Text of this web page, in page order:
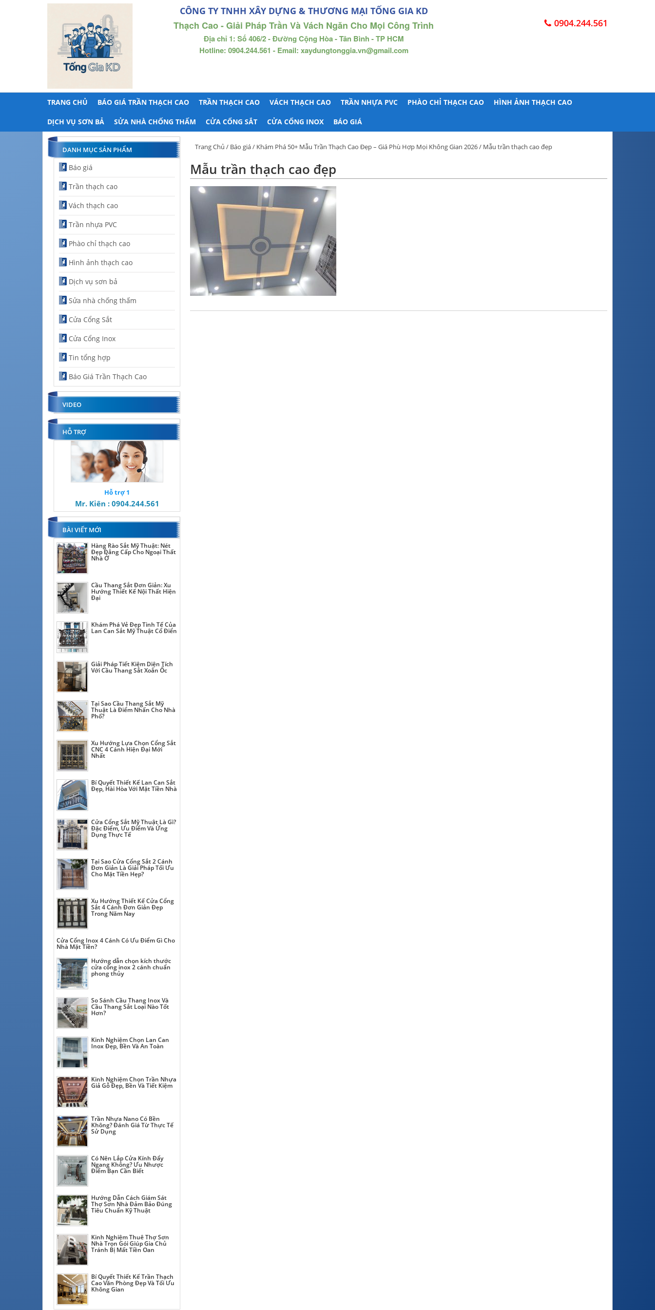
CÔNG TY TNHH XÂY DỰNG & THƯƠNG MẠI TỐNG GIA KD
Thạch Cao - Giải Pháp Trần Và Vách Ngăn Cho Mọi Công Trình
Địa chỉ 1: Số 406/2 - Đường Cộng Hòa - Tân Bình - TP HCM
Hotline: 0904.244.561 - Email: xaydungtonggia.vn@gmail.com
0904.244.561
TRANG CHỦ BÁO GIÁ TRẦN THẠCH CAO TRẦN THẠCH CAO VÁCH THẠCH CAO TRẦN NHỰA PVC PHÀO CHỈ THẠCH CAO HÌNH ẢNH THẠCH CAO
DỊCH VỤ SƠN BẢ SỬA NHÀ CHỐNG THẤM CỬA CỔNG SẮT CỬA CỔNG INOX BÁO GIÁ
Trang Chủ / Báo giá/ Khám Phá 50+ Mẫu Trần Thạch Cao Đẹp – Giá Phù Hợp Mọi Không Gian 2026/ Mẫu trần thạch cao đẹp
Mẫu trần thạch cao đẹp
DANH MỤC SẢN PHẨM
Báo giá
Trần thạch cao
Vách thạch cao
Trần nhựa PVC
Phào chỉ thạch cao
Hình ảnh thạch cao
Dịch vụ sơn bả
Sửa nhà chống thấm
Cửa Cổng Sắt
Cửa Cổng Inox
Tin tổng hợp
Báo Giá Trần Thạch Cao
VIDEO
HỖ TRỢ
Hỗ trợ 1
Mr. Kiên : 0904.244.561
BÀI VIẾT MỚI
Hàng Rào Sắt Mỹ Thuật: Nét
Đẹp Đẳng Cấp Cho Ngoại Thất
Nhà Ở
Cầu Thang Sắt Đơn Giản: Xu
Hướng Thiết Kế Nội Thất Hiện
Đại
Khám Phá Vẻ Đẹp Tinh Tế Của
Lan Can Sắt Mỹ Thuật Cổ Điển
Giải Pháp Tiết Kiệm Diện Tích
Với Cầu Thang Sắt Xoắn Ốc
Tại Sao Cầu Thang Sắt Mỹ
Thuật Là Điểm Nhấn Cho Nhà
Phố?
Xu Hướng Lựa Chọn Cổng Sắt
CNC 4 Cánh Hiện Đại Mới
Nhất
Bí Quyết Thiết Kế Lan Can Sắt
Đẹp, Hài Hòa Với Mặt Tiền Nhà
Cửa Cổng Sắt Mỹ Thuật Là Gì?
Đặc Điểm, Ưu Điểm Và Ứng
Dụng Thực Tế
Tại Sao Cửa Cổng Sắt 2 Cánh
Đơn Giản Là Giải Pháp Tối Ưu
Cho Mặt Tiền Hẹp?
Xu Hướng Thiết Kế Cửa Cổng
Sắt 4 Cánh Đơn Giản Đẹp
Trong Năm Nay
Cửa Cổng Inox 4 Cánh Có Ưu Điểm Gì Cho
Nhà Mặt Tiền?
Hướng dẫn chọn kích thước
cửa cổng inox 2 cánh chuẩn
phong thủy
So Sánh Cầu Thang Inox Và
Cầu Thang Sắt Loại Nào Tốt
Hơn?
Kinh Nghiệm Chọn Lan Can
Inox Đẹp, Bền Và An Toàn
Kinh Nghiệm Chọn Trần Nhựa
Giả Gỗ Đẹp, Bền Và Tiết Kiệm
Trần Nhựa Nano Có Bền
Không? Đánh Giá Từ Thực Tế
Sử Dụng
Có Nên Lắp Cửa Kính Đẩy
Ngang Không? Ưu Nhược
Điểm Bạn Cần Biết
Hướng Dẫn Cách Giám Sát
Thợ Sơn Nhà Đảm Bảo Đúng
Tiêu Chuẩn Kỹ Thuật
Kinh Nghiệm Thuê Thợ Sơn
Nhà Trọn Gói Giúp Gia Chủ
Tránh Bị Mất Tiền Oan
Bí Quyết Thiết Kế Trần Thạch
Cao Văn Phòng Đẹp Và Tối Ưu
Không Gian